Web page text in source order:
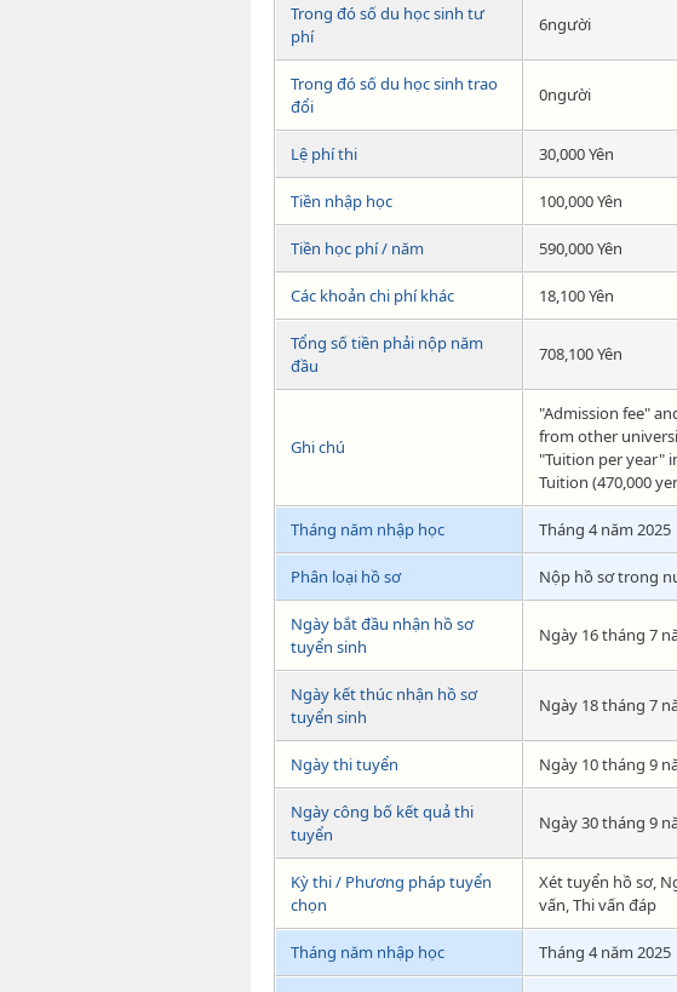
Trong đó số du học sinh tư
phí
6người
Trong đó số du học sinh trao
đổi
0người
Lệ phí thi 30,000 Yên
Tiền nhập học 100,000 Yên
Tiền học phí / năm 590,000 Yên
Các khoản chi phí khác 18,100 Yên
Tổng số tiền phải nộp năm
đầu
708,100 Yên
Ghi chú
"Admission fee"
from other
"Tuition per year"
Tuition (470,000
Tháng năm nhập học Tháng 4 năm 2025
Phân loại hồ sơ Nộp hồ sơ trong
Ngày bắt đầu nhận hồ sơ
tuyển sinh
Ngày 16 tháng 7
Ngày kết thúc nhận hồ sơ
tuyển sinh
Ngày 18 tháng 7
Ngày thi tuyển Ngày 10 tháng 9
Ngày công bố kết quả thi
tuyển
Ngày 30 tháng 9
Kỳ thi / Phương pháp tuyển
chọn
Xét tuyển hồ sơ,
vấn, Thi vấn đáp
Tháng năm nhập học Tháng 4 năm 2025